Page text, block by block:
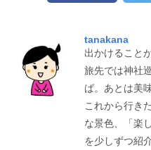
tanakana
出かけること
旅先では神社
ば。あとは美
これから行き
な景色、「楽
を少しずつ紹